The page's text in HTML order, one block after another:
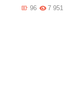
7 951
96